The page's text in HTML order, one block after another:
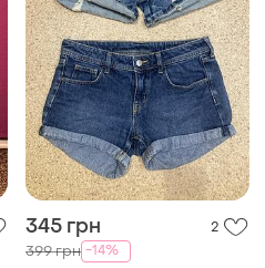
345 грн 2
399 грн -14%